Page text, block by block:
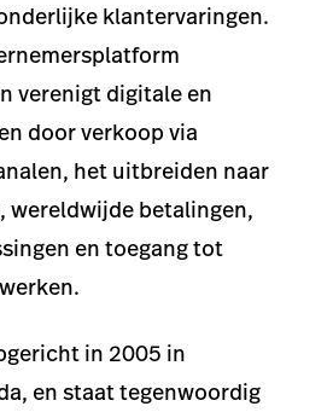
klantervaringen.
verenigt digitale en
door verkoop via
het uitbreiden naar
wereldwijde betalingen,
en toegang tot
in 2005 in
en staat tegenwoordig